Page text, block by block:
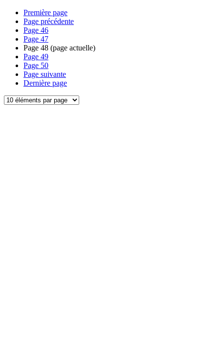
Première page
Page précédente
Page 46
Page 47
Page 48 (page actuelle)
Page 49
Page 50
Page suivante
Dernière page